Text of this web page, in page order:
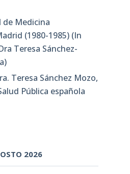
de Medicina
(1980-1985) (In
Teresa Sánchez-
Teresa Sánchez Mozo,
Pública española
2026